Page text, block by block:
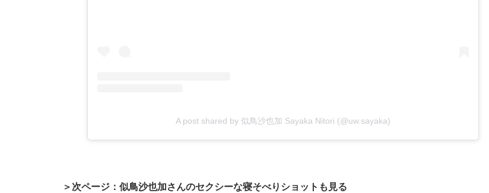
A post shared by 似鳥沙也加 Sayaka Nitori (@uw.sayaka)
＞次ページ：似鳥沙也加さんのセクシーな寝そべりショットも見る